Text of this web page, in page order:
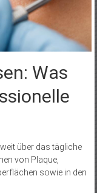
Was
über das tägliche
von Plaque,
sowie in den